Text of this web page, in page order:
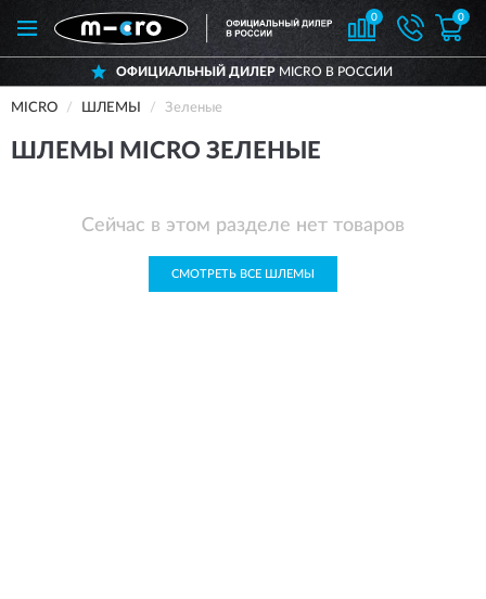
0 0
ОФИЦИАЛЬНЫЙ ДИЛЕР MICRO В РОССИИ
MICRO ШЛЕМЫ Зеленые
ШЛЕМЫ MICRO ЗЕЛЕНЫЕ
Сейчас в этом разделе нет товаров
СМОТРЕТЬ ВСЕ ШЛЕМЫ